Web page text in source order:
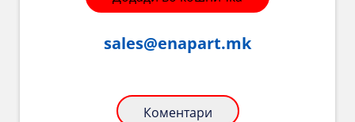
sales@enapart.mk
Коментари